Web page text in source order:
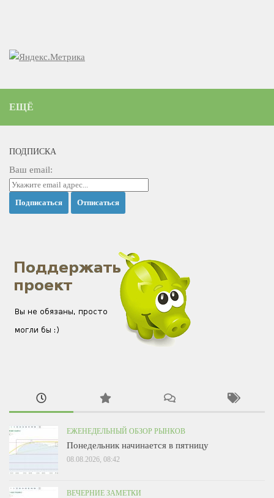
ЕЩЁ
ПОДПИСКА
Ваш email:
ЕЖЕНЕДЕЛЬНЫЙ ОБЗОР РЫНКОВ
Понедельник начинается в пятницу
08.08.2026, 08:42
ВЕЧЕРНИЕ ЗАМЕТКИ